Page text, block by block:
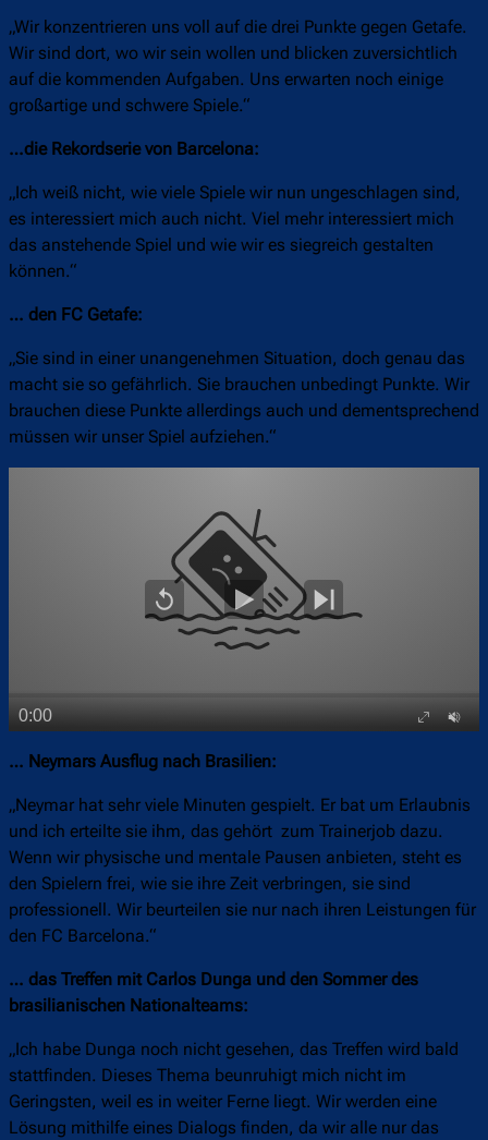
„Wir konzentrieren uns voll auf die drei Punkte gegen Getafe.
Wir sind dort, wo wir sein wollen und blicken zuversichtlich
auf die kommenden Aufgaben. Uns erwarten noch einige
großartige und schwere Spiele.“
…die Rekordserie von Barcelona:
„Ich weiß nicht, wie viele Spiele wir nun ungeschlagen sind,
es interessiert mich auch nicht. Viel mehr interessiert mich
das anstehende Spiel und wie wir es siegreich gestalten
können.“
… den FC Getafe:
„Sie sind in einer unangenehmen Situation, doch genau das
macht sie so gefährlich. Sie brauchen unbedingt Punkte. Wir
brauchen diese Punkte allerdings auch und dementsprechend
müssen wir unser Spiel aufziehen.“
… Neymars Ausflug nach Brasilien:
„Neymar hat sehr viele Minuten gespielt. Er bat um Erlaubnis
und ich erteilte sie ihm, das gehört zum Trainerjob dazu.
Wenn wir physische und mentale Pausen anbieten, steht es
den Spielern frei, wie sie ihre Zeit verbringen, sie sind
professionell. Wir beurteilen sie nur nach ihren Leistungen für
den FC Barcelona.“
… das Treffen mit Carlos Dunga und den Sommer des
brasilianischen Nationalteams:
„Ich habe Dunga noch nicht gesehen, das Treffen wird bald
stattfinden. Dieses Thema beunruhigt mich nicht im
Geringsten, weil es in weiter Ferne liegt. Wir werden eine
Lösung mithilfe eines Dialogs finden, da wir alle nur das